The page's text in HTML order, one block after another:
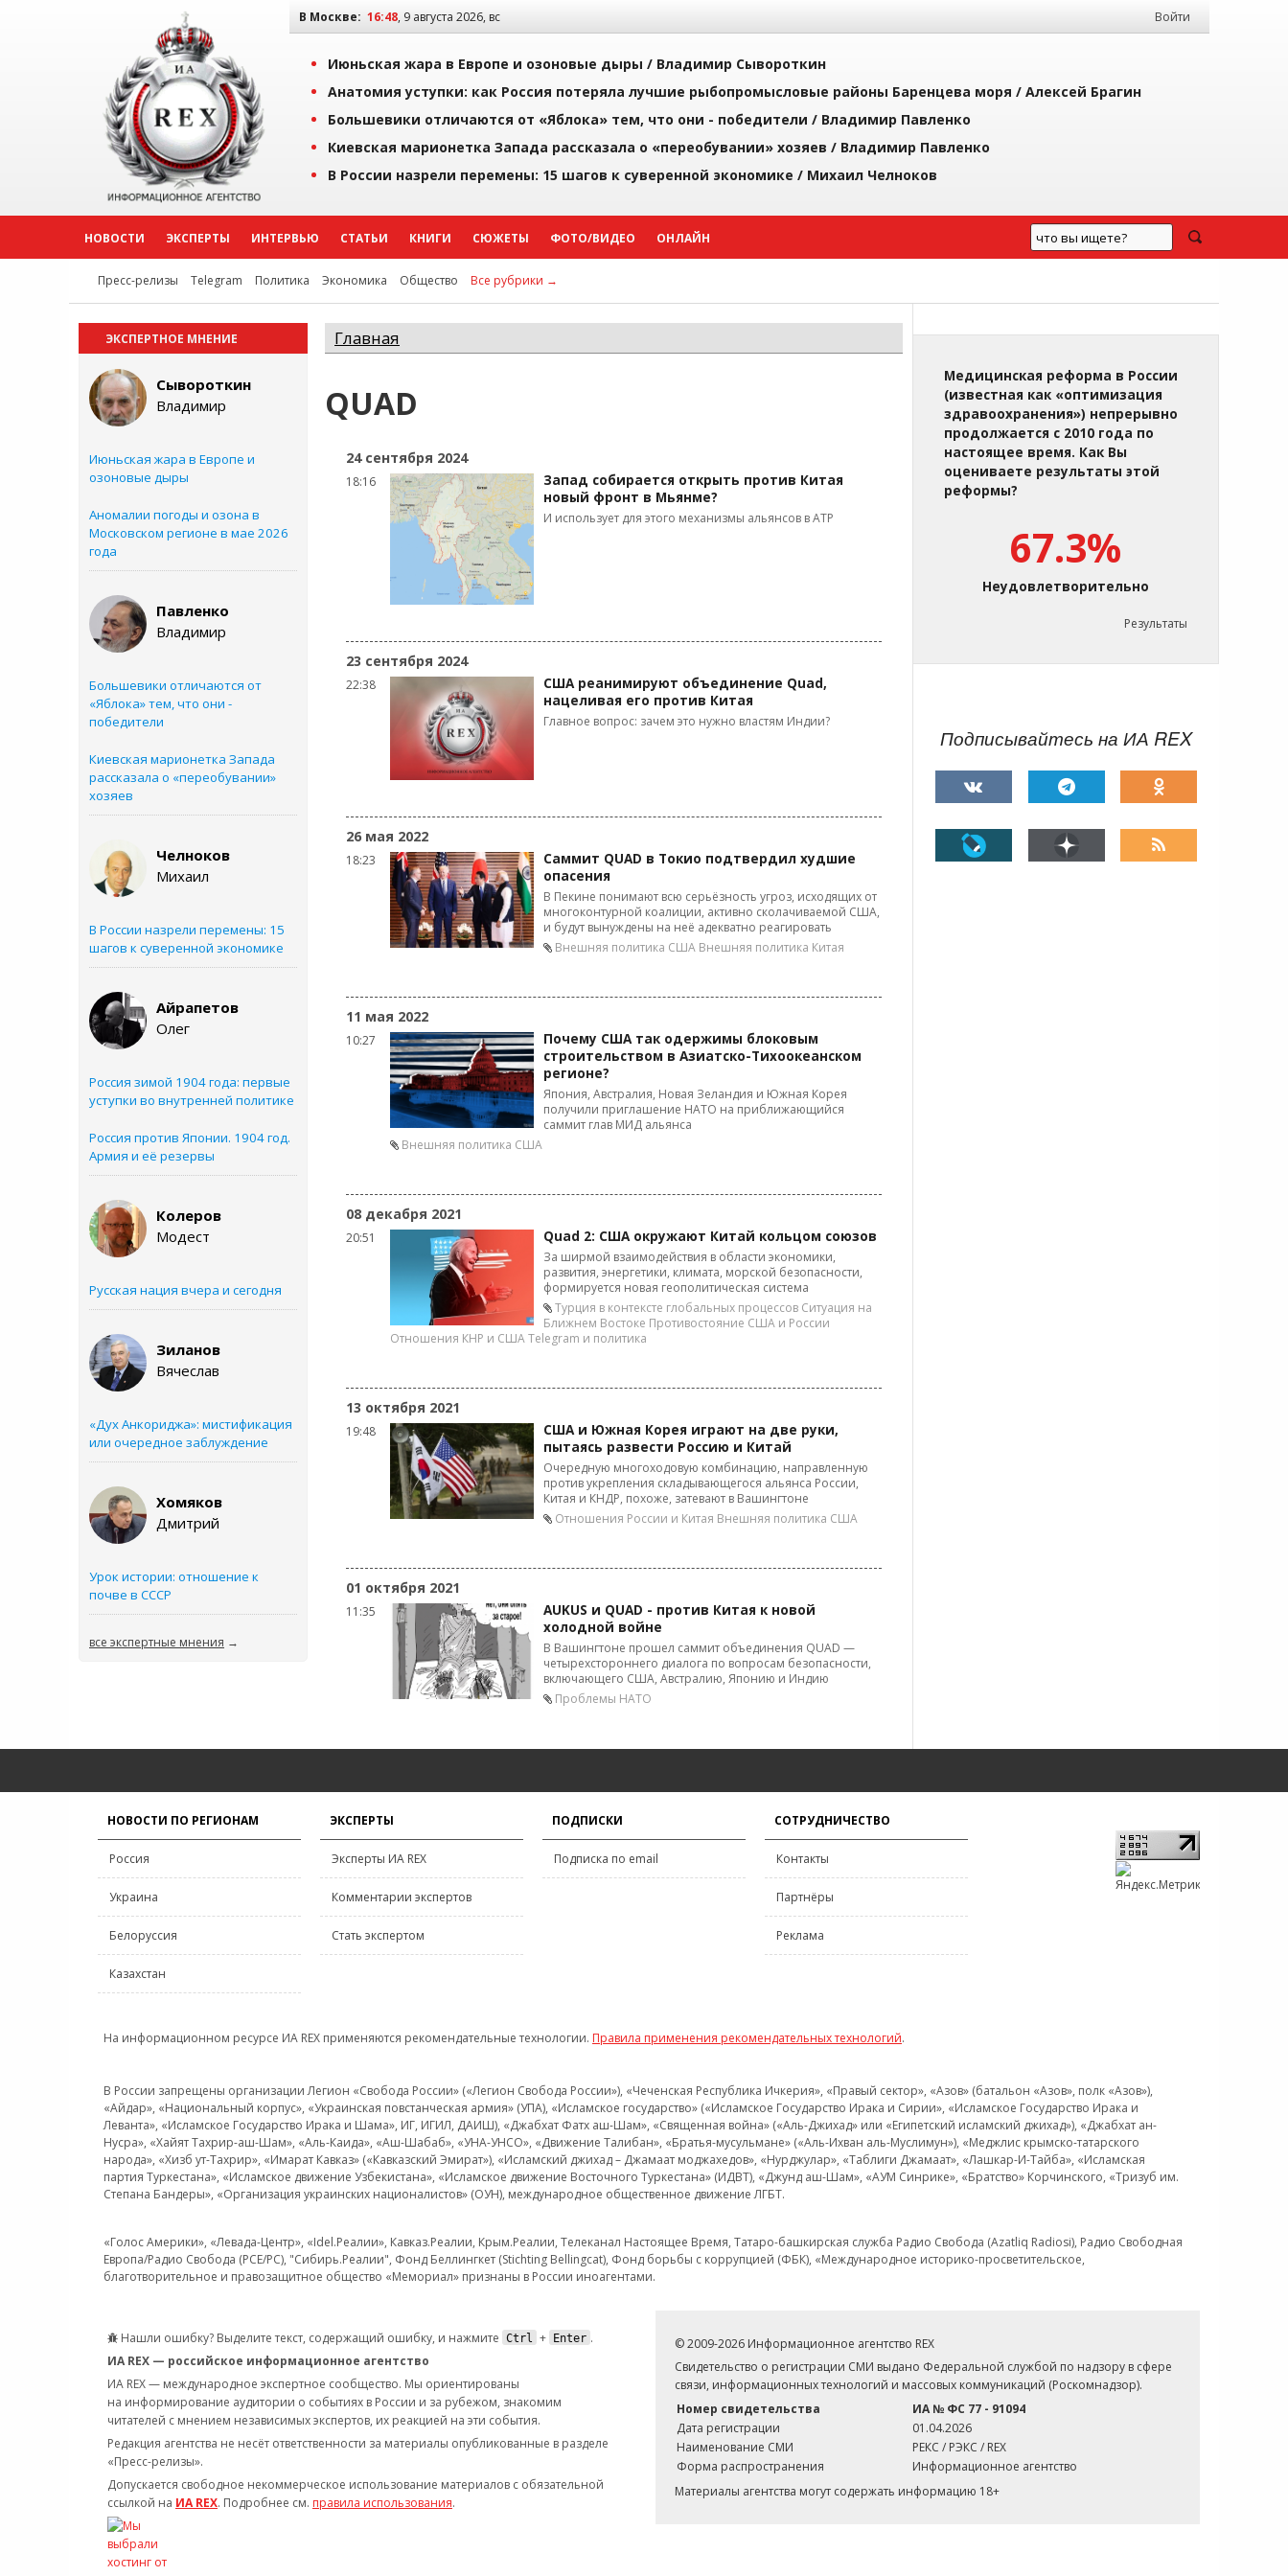
В Москве: 16:48, 9 августа 2026, вс Войти
Июньская жара в Европе и озоновые дыры / Владимир Сывороткин
Анатомия уступки: как Россия потеряла лучшие рыбопромысловые районы Баренцева моря / Алексей Брагин
Большевики отличаются от «Яблока» тем, что они - победители / Владимир Павленко
Киевская марионетка Запада рассказала о «переобувании» хозяев / Владимир Павленко
В России назрели перемены: 15 шагов к суверенной экономике / Михаил Челноков
НОВОСТИ ЭКСПЕРТЫ ИНТЕРВЬЮ СТАТЬИ КНИГИ СЮЖЕТЫ ФОТО/ВИДЕО ОНЛАЙН
Пресс-релизы Telegram Политика Экономика Общество Все рубрики →
ЭКСПЕРТНОЕ МНЕНИЕ
Сывороткин
Владимир
Июньская жара в Европе и
озоновые дыры
Аномалии погоды и озона в
Московском регионе в мае 2026
года
Павленко
Владимир
Большевики отличаются от
«Яблока» тем, что они -
победители
Киевская марионетка Запада
рассказала о «переобувании»
хозяев
Челноков
Михаил
В России назрели перемены: 15
шагов к суверенной экономике
Айрапетов
Олег
Россия зимой 1904 года: первые
уступки во внутренней политике
Россия против Японии. 1904 год.
Армия и её резервы
Колеров
Модест
Русская нация вчера и сегодня
Зиланов
Вячеслав
«Дух Анкориджа»: мистификация
или очередное заблуждение
Хомяков
Дмитрий
Урок истории: отношение к
почве в СССР
все экспертные мнения →
Главная
QUAD
24 сентября 2024
18:16
Запад собирается открыть против Китая
новый фронт в Мьянме?
И использует для этого механизмы альянсов в АТР
23 сентября 2024
22:38
США реанимируют объединение Quad,
нацеливая его против Китая
Главное вопрос: зачем это нужно властям Индии?
26 мая 2022
18:23
Саммит QUAD в Токио подтвердил худшие
опасения
В Пекине понимают всю серьёзность угроз, исходящих от
многоконтурной коалиции, активно сколачиваемой США,
и будут вынуждены на неё адекватно реагировать
Внешняя политика США Внешняя политика Китая
11 мая 2022
10:27
Почему США так одержимы блоковым
строительством в Азиатско-Тихоокеанском
регионе?
Япония, Австралия, Новая Зеландия и Южная Корея
получили приглашение НАТО на приближающийся
саммит глав МИД альянса
Внешняя политика США
08 декабря 2021
20:51 Quad 2: США окружают Китай кольцом союзов
За ширмой взаимодействия в области экономики,
развития, энергетики, климата, морской безопасности,
формируется новая геополитическая система
Турция в контексте глобальных процессов Ситуация на
Ближнем Востоке Противостояние США и России
Отношения КНР и СШАTelegram и политика
13 октября 2021
19:48
США и Южная Корея играют на две руки,
пытаясь развести Россию и Китай
Очередную многоходовую комбинацию, направленную
против укрепления складывающегося альянса России,
Китая и КНДР, похоже, затевают в Вашингтоне
Отношения России и Китая Внешняя политика США
01 октября 2021
11:35
AUKUS и QUAD - против Китая к новой
холодной войне
В Вашингтоне прошел саммит объединения QUAD —
четырехстороннего диалога по вопросам безопасности,
включающего США, Австралию, Японию и Индию
Проблемы НАТО
Медицинская реформа в России
(известная как «оптимизация
здравоохранения») непрерывно
продолжается с 2010 года по
настоящее время. Как Вы
оцениваете результаты этой
реформы?
67.3%
Неудовлетворительно
Результаты
Подписывайтесь на ИА REX
НОВОСТИ ПО РЕГИОНАМ
Россия
Украина
Белоруссия
Казахстан
ЭКСПЕРТЫ
Эксперты ИА REX
Комментарии экспертов
Стать экспертом
ПОДПИСКИ
Подписка по email
СОТРУДНИЧЕСТВО
Контакты
Партнёры
Реклама
На информационном ресурсе ИА REX применяются рекомендательные технологии. Правила применения рекомендательных технологий.
В России запрещены организации Легион «Свобода России» («Легион Свобода России»), «Чеченская Республика Ичкерия», «Правый сектор», «Азов» (батальон «Азов», полк «Азов»),
«Айдар», «Национальный корпус», «Украинская повстанческая армия» (УПА), «Исламское государство» («Исламское Государство Ирака и Сирии», «Исламское Государство Ирака и
Леванта», «Исламское Государство Ирака и Шама», ИГ, ИГИЛ, ДАИШ), «Джабхат Фатх аш-Шам», «Священная война» («Аль-Джихад» или «Египетский исламский джихад»), «Джабхат ан-
Нусра», «Хайят Тахрир-аш-Шам», «Аль-Каида», «Аш-Шабаб», «УНА-УНСО», «Движение Талибан», «Братья-мусульмане» («Аль-Ихван аль-Муслимун»), «Меджлис крымско-татарского
народа», «Хизб ут-Тахрир», «Имарат Кавказ» («Кавказский Эмират»), «Исламский джихад – Джамаат моджахедов», «Нурджулар», «Таблиги Джамаат», «Лашкар-И-Тайба», «Исламская
партия Туркестана», «Исламское движение Узбекистана», «Исламское движение Восточного Туркестана» (ИДВТ), «Джунд аш-Шам», «АУМ Синрике», «Братство» Корчинского, «Тризуб им.
Степана Бандеры», «Организация украинских националистов» (ОУН), международное общественное движение ЛГБТ.
«Голос Америки», «Левада-Центр», «Idel.Реалии», Кавказ.Реалии, Крым.Реалии, Телеканал Настоящее Время, Татаро-башкирская служба Радио Свобода (Azatliq Radiosi), Радио Свободная
Европа/Радио Свобода (PCE/PC), "Сибирь.Реалии", Фонд Беллингкет (Stichting Bellingcat), Фонд борьбы с коррупцией (ФБК), «Международное историко-просветительское,
благотворительное и правозащитное общество «Мемориал» признаны в России иноагентами.
Нашли ошибку? Выделите текст, содержащий ошибку, и нажмите Ctrl + Enter .
ИА REX — российское информационное агентство
ИА REX — международное экспертное сообщество. Мы ориентированы
на информирование аудитории о событиях в России и за рубежом, знакомим
читателей с мнением независимых экспертов, их реакцией на эти события.
Редакция агентства не несёт ответственности за материалы опубликованные в разделе
«Пресс-релизы».
Допускается свободное некоммерческое использование материалов с обязательной
ссылкой на ИА REX. Подробнее см. правила использования.
© 2009-2026 Информационное агентство REX
Свидетельство о регистрации СМИ выдано Федеральной службой по надзору в сфере
связи, информационных технологий и массовых коммуникаций (Роскомнадзор).
Номер свидетельства
ИА № ФС 77 - 91094
Дата регистрации
01.04.2026
Наименование СМИ
РЕКС / РЭКС / REX
Форма распространения
Информационное агентство
Материалы агентства могут содержать информацию 18+